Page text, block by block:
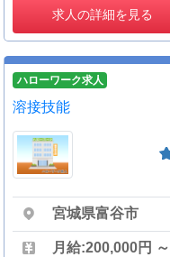
求人の詳細を見る
ハローワーク求人
溶接技能
宮城県富谷市
月給:200,000円